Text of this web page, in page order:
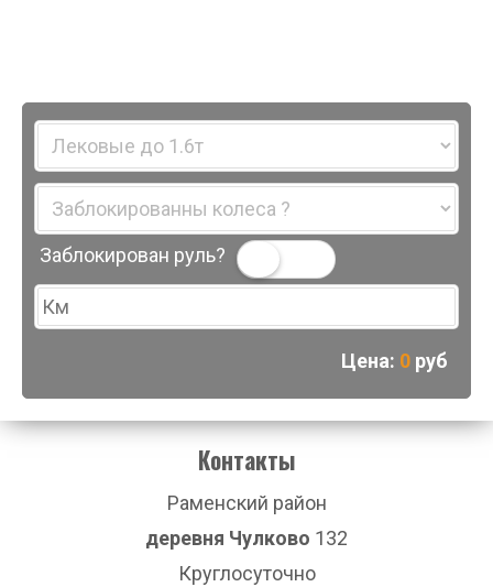
Заблокирован руль?
Цена: 0 руб
Контакты
Раменский район
деревня Чулково 132
Круглосуточно